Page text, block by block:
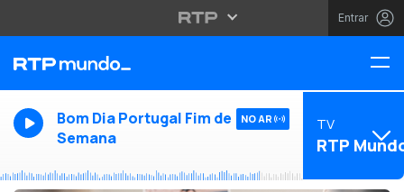
Entrar
Bom Dia Portugal Fim de
Semana
NO AR TV
RTP